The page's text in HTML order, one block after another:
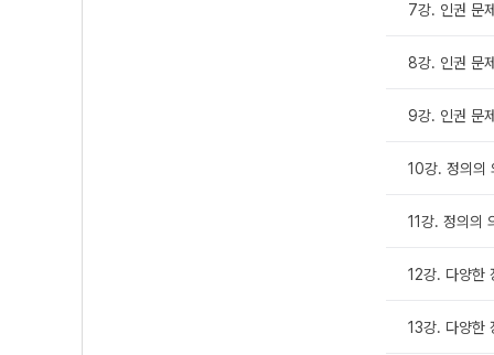
7강. 인권 문
8강. 인권 문
9강. 인권 문
10강. 정의의
11강. 정의의
12강. 다양한
13강. 다양한